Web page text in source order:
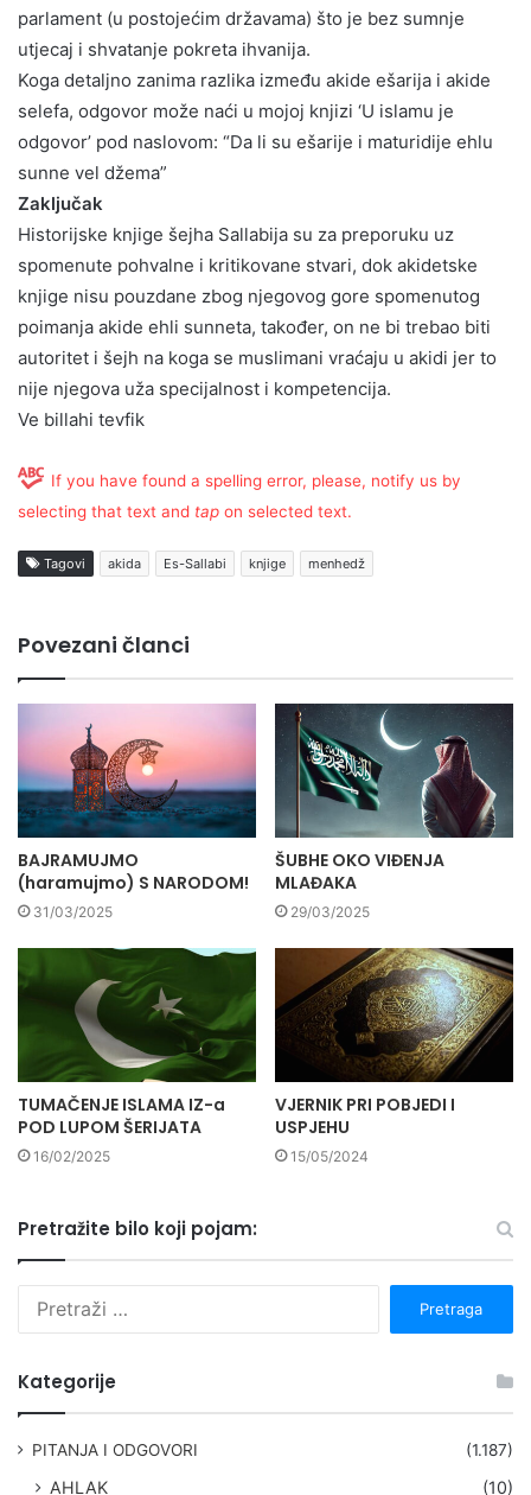
parlament (u postojećim državama) što je bez sumnje
utjecaj i shvatanje pokreta ihvanija.
Koga detaljno zanima razlika između akide ešarija i akide
selefa, odgovor može naći u mojoj knjizi ‘U islamu je
odgovor’ pod naslovom: “Da li su ešarije i maturidije ehlu
sunne vel džema”
Zaključak
Historijske knjige šejha Sallabija su za preporuku uz
spomenute pohvalne i kritikovane stvari, dok akidetske
knjige nisu pouzdane zbog njegovog gore spomenutog
poimanja akide ehli sunneta, također, on ne bi trebao biti
autoritet i šejh na koga se muslimani vraćaju u akidi jer to
nije njegova uža specijalnost i kompetencija.
Ve billahi tevfik
If you have found a spelling error, please, notify us by
selecting that text and tap on selected text.
Tagovi akida Es-Sallabi knjige menhedž
Povezani članci
BAJRAMUJMO
(haramujmo) S NARODOM!
31/03/2025
ŠUBHE OKO VIĐENJA
MLAĐAKA
29/03/2025
TUMAČENJE ISLAMA IZ-a
POD LUPOM ŠERIJATA
16/02/2025
VJERNIK PRI POBJEDI I
USPJEHU
15/05/2024
Pretražite bilo koji pojam:
Kategorije
PITANJA I ODGOVORI (1.187)
AHLAK (10)